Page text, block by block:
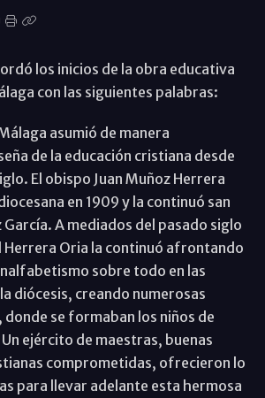
los inicios de la obra educativa
con las siguientes palabras:
asumió de manera
de la educación cristiana desde
El obispo Juan Muñoz Herrera
en 1909 y la continuó san
García. A mediados del pasado siglo
Herrera Oria la continuó afrontando
sobre todo en las
diócesis, creando numerosas
donde se formaban los niños de
ejército de maestras, buenas
comprometidas, ofrecieron lo
para llevar adelante esta hermosa